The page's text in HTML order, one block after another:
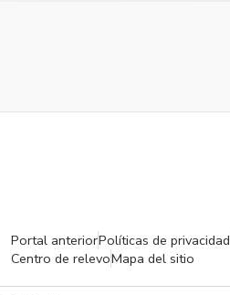
Portal anteriorPolíticas de privacidad
Centro de relevoMapa del sitio